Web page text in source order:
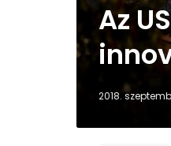
Az
2018.